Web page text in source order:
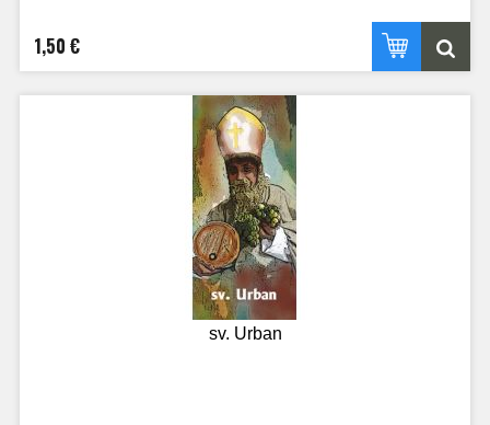
1,50 €
sv. Urban